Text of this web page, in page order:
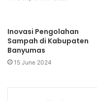
Inovasi Pengolahan
Sampah di Kabupaten
Banyumas
15 June 2024